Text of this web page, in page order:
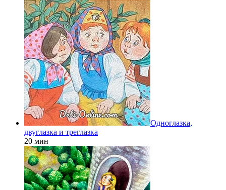
Одноглазка,
двуглазка и треглазка
20 мин